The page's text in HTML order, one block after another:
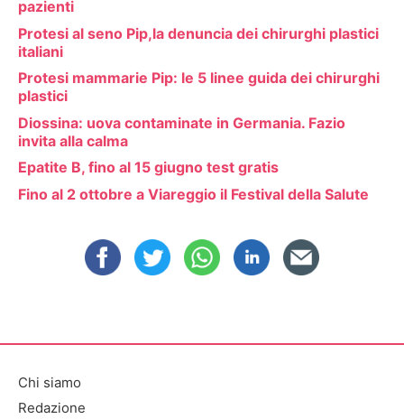
pazienti
Protesi al seno Pip,la denuncia dei chirurghi plastici
italiani
Protesi mammarie Pip: le 5 linee guida dei chirurghi
plastici
Diossina: uova contaminate in Germania. Fazio
invita alla calma
Epatite B, fino al 15 giugno test gratis
Fino al 2 ottobre a Viareggio il Festival della Salute
Chi siamo
Redazione